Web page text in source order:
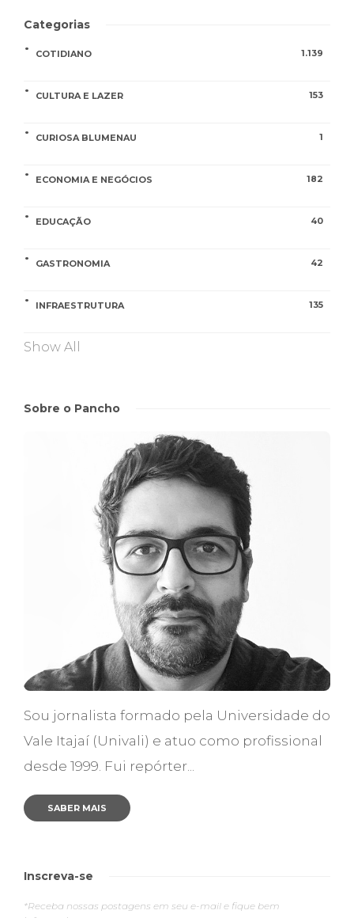
Categorias
COTIDIANO 1.139
CULTURA E LAZER 153
CURIOSA BLUMENAU 1
ECONOMIA E NEGÓCIOS 182
EDUCAÇÃO 40
GASTRONOMIA 42
INFRAESTRUTURA 135
Show All
Sobre o Pancho
Sou jornalista formado pela Universidade do
Vale Itajaí (Univali) e atuo como profissional
desde 1999. Fui repórter...
SABER MAIS
Inscreva-se
*Receba nossas postagens em seu e-mail e fique bem